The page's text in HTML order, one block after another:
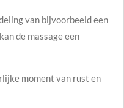
van bijvoorbeeld een
de massage een
moment van rust en